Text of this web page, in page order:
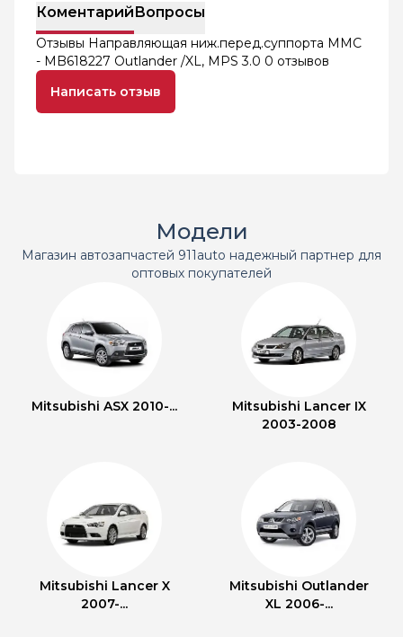
КоментарийВопросы
Отзывы Направляющая ниж.перед.суппорта MMC
- MB618227 Outlander /XL, MPS 3.0 0 отзывов
Написать отзыв
Модели
Магазин автозапчастей 911auto надежный партнер для
оптовых покупателей
Mitsubishi ASX 2010-...
Mitsubishi Lancer IX
2003-2008
Mitsubishi Lancer X
2007-...
Mitsubishi Outlander
XL 2006-...